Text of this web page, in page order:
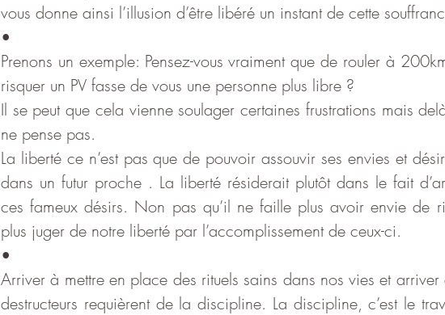
vous donne ainsi l’illusion d’être libéré un instant de cette
•
Prenons un exemple: Pensez-vous vraiment que de rouler à
risquer un PV fasse de vous une personne plus libre ?
Il se peut que cela vienne soulager certaines frustrations mais
ne pense pas.
La liberté ce n’est pas que de pouvoir assouvir ses envies et
dans un futur proche . La liberté résiderait plutôt dans le fait
ces fameux désirs. Non pas qu’il ne faille plus avoir envie de
plus juger de notre liberté par l’accomplissement de ceux-ci.
•
Arriver à mettre en place des rituels sains dans nos vies et
destructeurs requièrent de la discipline. La discipline, c’est le